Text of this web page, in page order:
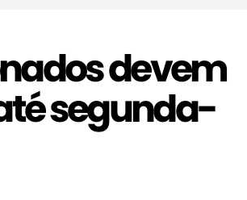
devem
segunda-